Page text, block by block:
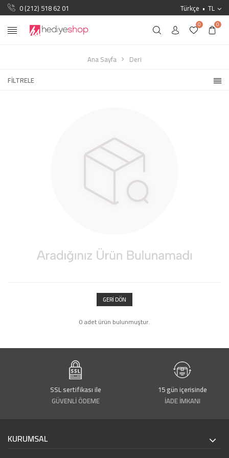
0 (212) 518 62 01 Türkçe TL
0 0
Ana Sayfa
Deri
FILTRELE
GERI DÖN
0 adet ürün bulunmuştur.
SSL sertifikası ile
GÜVENLİ ÖDEME
15 gün içerisinde
İADE İMKANI
KURUMSAL